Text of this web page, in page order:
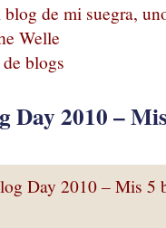
de mi suegra,
Welle
blogs
Day 2010 –
Day 2010 – Mis 5